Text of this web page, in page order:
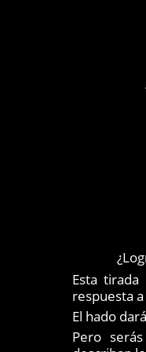
Esta
respuesta
El hado
Pero